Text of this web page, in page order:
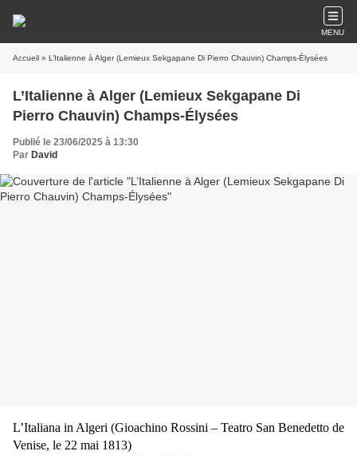
MENU
Accueil » L’Italienne à Alger (Lemieux Sekgapane Di Pierro Chauvin) Champs-Élysées
L’Italienne à Alger (Lemieux Sekgapane Di
Pierro Chauvin) Champs-Élysées
Publié le 23/06/2025 à 13:30
Par David
L’Italiana in Algeri (Gioachino Rossini – Teatro San Benedetto de
Venise, le 22 mai 1813)